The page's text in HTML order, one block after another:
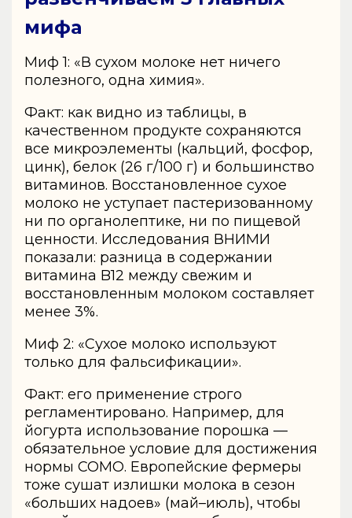
мифа
Миф 1: «В сухом молоке нет ничего
полезного, одна химия».
Факт: как видно из таблицы, в
качественном продукте сохраняются
все микроэлементы (кальций, фосфор,
цинк), белок (26 г/100 г) и большинство
витаминов. Восстановленное сухое
молоко не уступает пастеризованному
ни по органолептике, ни по пищевой
ценности. Исследования ВНИМИ
показали: разница в содержании
витамина B12 между свежим и
восстановленным молоком составляет
менее 3%.
Миф 2: «Сухое молоко используют
только для фальсификации».
Факт: его применение строго
регламентировано. Например, для
йогурта использование порошка —
обязательное условие для достижения
нормы СОМО. Европейские фермеры
тоже сушат излишки молока в сезон
«больших надоев» (май–июль), чтобы